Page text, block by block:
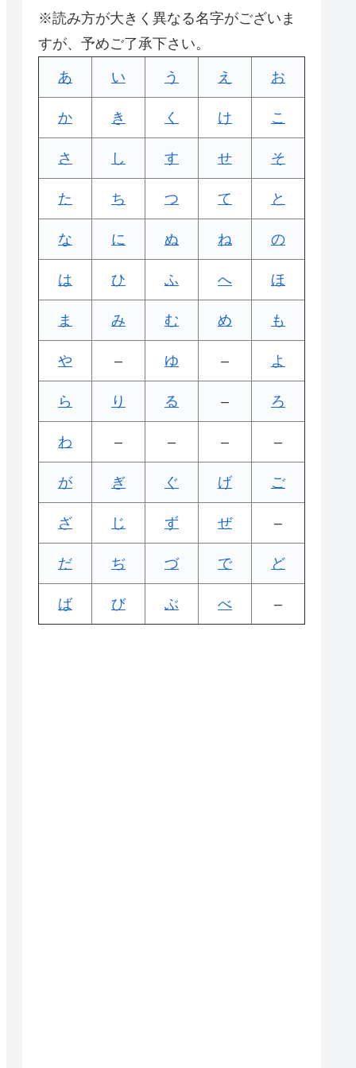
※読み方が大きく異なる名字がございま
すが、予めご了承下さい。
あ い う え お
か き く け こ
さ し す せ そ
た ち つ て と
な に ぬ ね の
は ひ ふ へ ほ
ま み む め も
や – ゆ – よ
ら り る – ろ
わ – – – –
が ぎ ぐ げ ご
ざ じ ず ぜ –
だ ぢ づ で ど
ば び ぶ べ –